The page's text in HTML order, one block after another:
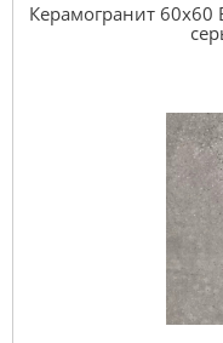
Керамогранит 60x60